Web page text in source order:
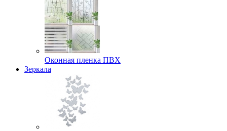
Оконная пленка ПВХ
Зеркала